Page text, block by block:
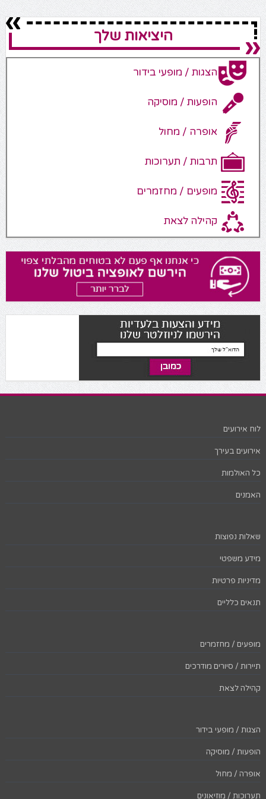
היציאות שלך
הצגות / מופעי בידור
הופעות / מוסיקה
אופרה / מחול
תרבות / תערוכות
מופעים / מחזמרים
קהילה לצאת
לוח אירועים
אירועים בעירך
כל האולמות
האמנים
שאלות נפוצות
מידע משפטי
מדיניות פרטיות
תנאים כלליים
מופעים / מחזמרים
תיירות / סיורים מודרכים
קהילה לצאת
הצגות / מופעי בידור
הופעות / מוסיקה
אופרה / מחול
תערוכות / מוזיאונים